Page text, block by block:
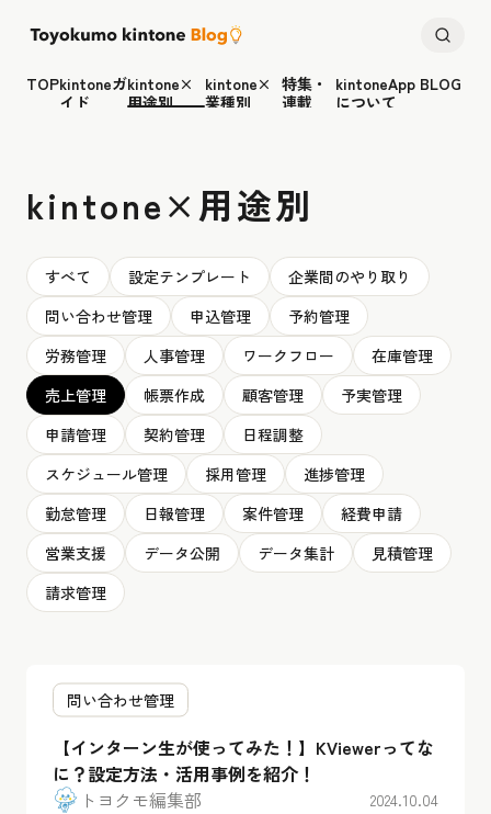
TOPkintoneガ
イド
kintone×
用途別
kintone×
業種別
特集・
連載
kintoneApp BLOG
について
kintone×用途別
すべて 設定テンプレート
企業間のやり取り
問い合わせ管理
申込管理
予約管理
労務管理
人事管理 ワークフロー
在庫管理
売上管理
帳票作成 顧客管理
予実管理
申請管理
契約管理
日程調整
スケジュール管理
採用管理
進捗管理
勤怠管理
日報管理 案件管理
経費申請
営業支援
データ公開 データ集計
見積管理
請求管理
問い合わせ管理
【インターン生が使ってみた！】KViewerってな
に？設定方法・活用事例を紹介！
トヨクモ編集部
2024.10.04